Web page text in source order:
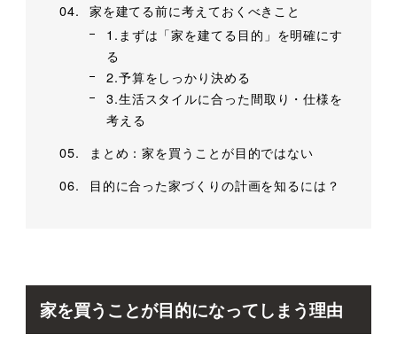
家を建てる前に考えておくべきこと
1.まずは「家を建てる目的」を明確にす
る
2.予算をしっかり決める
3.生活スタイルに合った間取り・仕様を
考える
まとめ：家を買うことが目的ではない
目的に合った家づくりの計画を知るには？
家を買うことが目的になってしまう理由